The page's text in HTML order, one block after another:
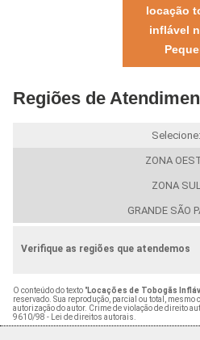
locação
inflável
Regiões de
Selecione:
ZONA
ZONA
GRANDE SÃO
Verifique as regiões que atendemos
O conteúdo do texto "Locações de Tobogãs
reservado. Sua reprodução, parcial ou total,
autorização do autor. Crime de violação de direito
9610/98 - Lei de direitos autorais.